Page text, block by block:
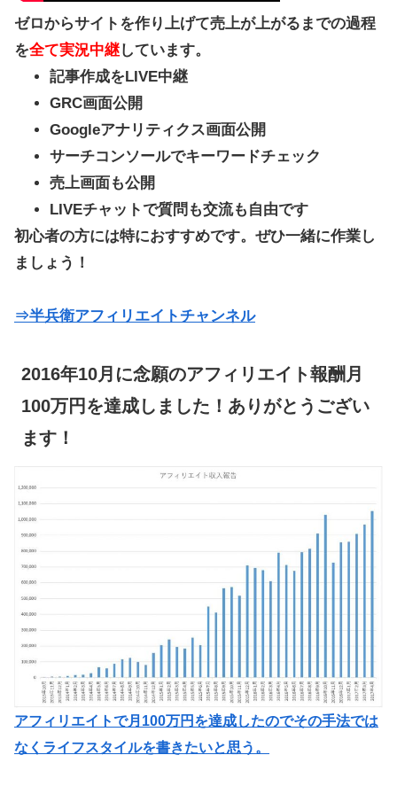
ゼロからサイトを作り上げて売上が上がるまでの過程
を全て実況中継しています。
記事作成をLIVE中継
GRC画面公開
Googleアナリティクス画面公開
サーチコンソールでキーワードチェック
売上画面も公開
LIVEチャットで質問も交流も自由です
初心者の方には特におすすめです。ぜひ一緒に作業し
ましょう！
⇒半兵衛アフィリエイトチャンネル
2016年10月に念願のアフィリエイト報酬月
100万円を達成しました！ありがとうござい
ます！
アフィリエイトで月100万円を達成したのでその手法では
なくライフスタイルを書きたいと思う。